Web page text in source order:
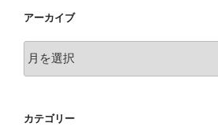
アーカイブ
ー
ブ
カテゴリー